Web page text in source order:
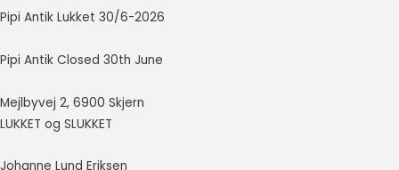
Pipi Antik Lukket 30/6-2026
Pipi Antik Closed 30th June
Mejlbyvej 2, 6900 Skjern
LUKKET og SLUKKET
Johanne Lund Eriksen
Marketing
cookies
besøgende
på tværs af
Hensigten er